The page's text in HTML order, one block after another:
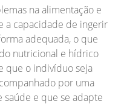
na alimentação e
a capacidade de ingerir
adequada, o que
nutricional e hídrico
que o indivíduo seja
por uma
e que se adapte